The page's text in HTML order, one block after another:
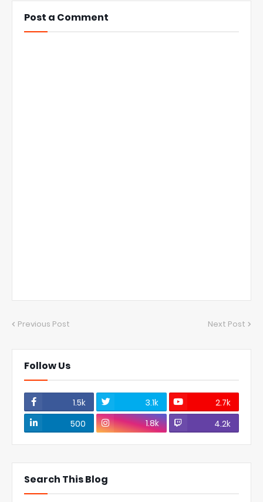
Post a Comment
Previous Post Next Post
Follow Us
1.5k 3.1k
2.7k
500
1.8k 4.2k
Search This Blog